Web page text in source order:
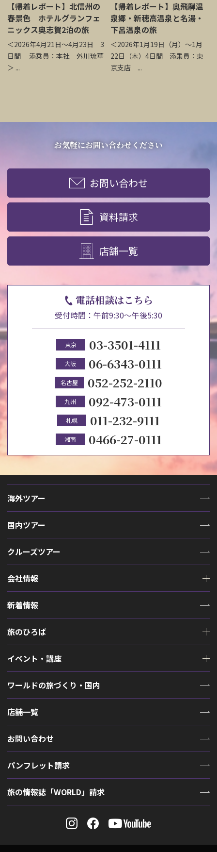
【帰着レポート】北信州の
春景色 ホテルグランフェ
ニックス奥志賀2泊の旅
＜2026年4月21日～4月23日 3
日間 添乗員：本社 外川琉華
＞ ...
【帰着レポート】奥飛騨温
泉郷・新穂高温泉と名湯・
下呂温泉の旅
＜2026年1月19日（月）～1月
22日（木）4日間 添乗員：東
京支店 ...
お気軽にお問い合わせください
お問い合わせ
資料請求
店舗一覧
電話相談はこちら
受付時間：午前9:30～午後5:30
東京 03-3501-4111
大阪 06-6343-0111
名古屋 052-252-2110
九州 092-473-0111
札幌 011-232-9111
湘南 0466-27-0111
海外ツアー
国内ツアー
クルーズツアー
会社情報
新着情報
旅のひろば
イベント・講座
ワールドの旅づくり・国内
店舗一覧
お問い合わせ
パンフレット請求
旅の情報誌「WORLD」請求